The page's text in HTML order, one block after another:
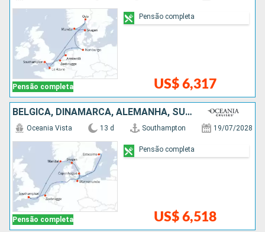
Pensão completa US$ 6,317
Pensão completa
BÉLGICA, DINAMARCA, ALEMANHA, SUÃCIA, NORUEGA
Pensão completa
Oceania Vista 13 d Southampton 19/07/2028
US$ 6,518
Pensão completa